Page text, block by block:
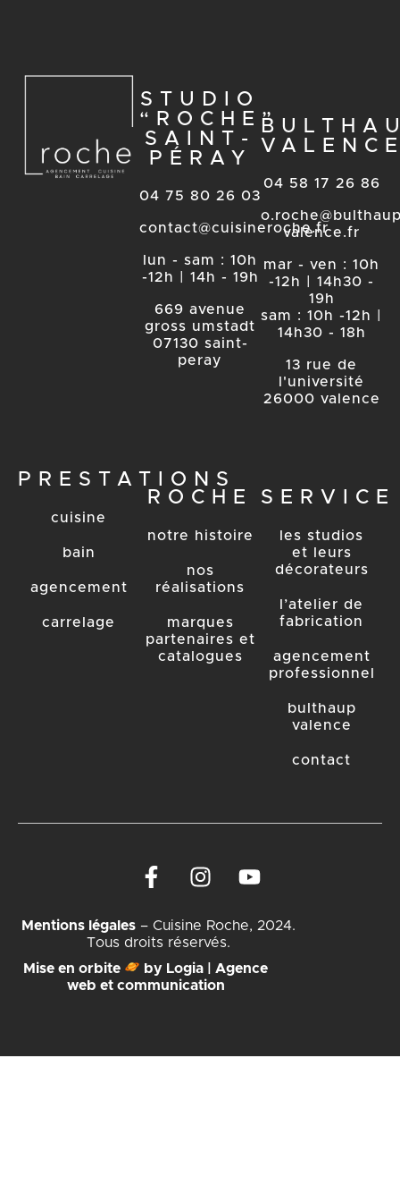
STUDIO
“ROCHE”
SAINT-
PÉRAY
04 75 80 26 03
contact@cuisineroche.fr
lun - sam : 10h
-12h | 14h - 19h
669 avenue
gross umstadt
07130 saint-
peray
04 58 17 26 86
valence.fr
mar - ven : 10h
-12h | 14h30 -
19h
sam : 10h -12h |
14h30 - 18h
13 rue de
l'université
26000 valence
PRESTATIONS
cuisine
bain
agencement
carrelage
ROCHE
notre histoire
nos
réalisations
marques
partenaires et
catalogues
SERVICE
les studios
et leurs
décorateurs
l’atelier de
fabrication
agencement
professionnel
bulthaup
valence
contact
Mentions légales – Cuisine Roche, 2024.
Tous droits réservés.
Mise en orbite
by Logia | Agence
web et communication